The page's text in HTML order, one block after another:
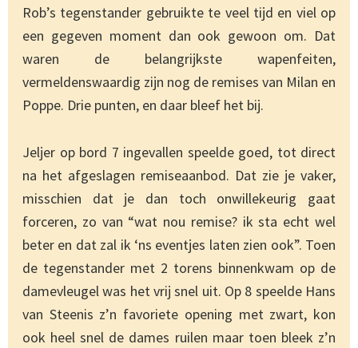
Rob’s tegenstander gebruikte te veel tijd en viel op
een gegeven moment dan ook gewoon om. Dat
waren de belangrijkste wapenfeiten,
vermeldenswaardig zijn nog de remises van Milan en
Poppe. Drie punten, en daar bleef het bij.
Jeljer op bord 7 ingevallen speelde goed, tot direct
na het afgeslagen remiseaanbod. Dat zie je vaker,
misschien dat je dan toch onwillekeurig gaat
forceren, zo van “wat nou remise? ik sta echt wel
beter en dat zal ik ‘ns eventjes laten zien ook”. Toen
de tegenstander met 2 torens binnenkwam op de
damevleugel was het vrij snel uit. Op 8 speelde Hans
van Steenis z’n favoriete opening met zwart, kon
ook heel snel de dames ruilen maar toen bleek z’n